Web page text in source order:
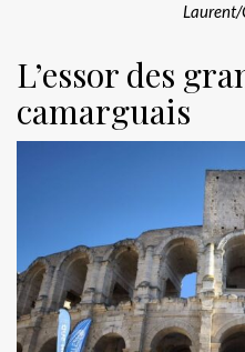
Laurent/
L’essor des
camarguais